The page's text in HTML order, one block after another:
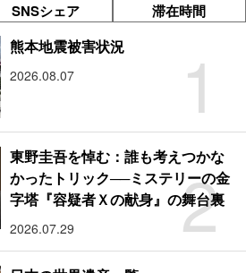
SNSシェア 滞在時間
1
熊本地震被害状況
2026.08.07
2
東野圭吾を悼む：誰も考えつかな
かったトリック──ミステリーの金
字塔『容疑者Ｘの献身』の舞台裏
2026.07.29